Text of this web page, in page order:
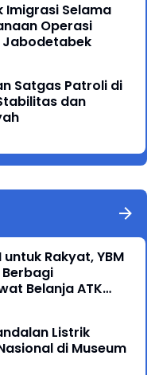
Imigrasi Selama
Operasi
Satgas Patroli di
dan
Rakyat, YBM
Berbagi
Belanja ATK
Listrik
di Museum